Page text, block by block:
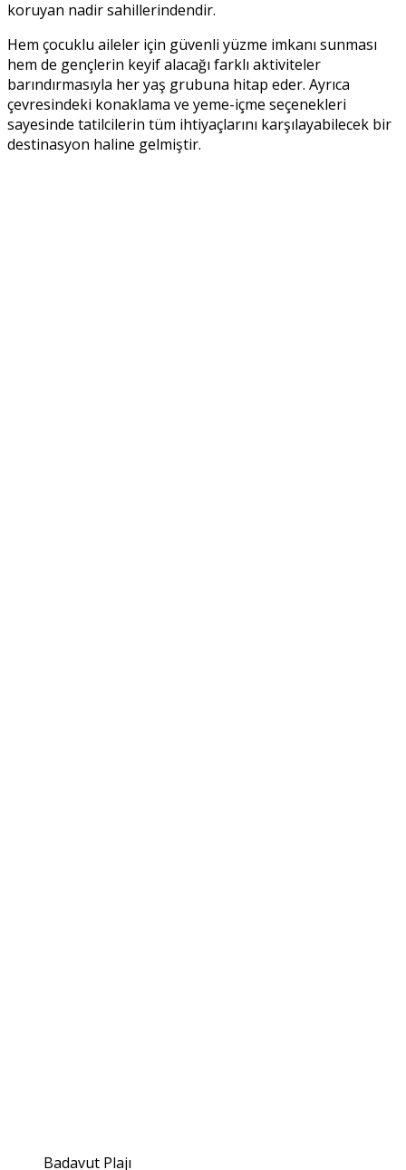
koruyan nadir sahillerindendir.
Hem çocuklu aileler için güvenli yüzme imkanı sunması
hem de gençlerin keyif alacağı farklı aktiviteler
barındırmasıyla her yaş grubuna hitap eder. Ayrıca
çevresindeki konaklama ve yeme-içme seçenekleri
sayesinde tatilcilerin tüm ihtiyaçlarını karşılayabilecek bir
destinasyon haline gelmiştir.
Badavut Plajı